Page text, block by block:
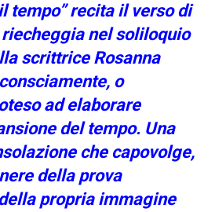
tempo” recita il verso di
riecheggia nel soliloquio
scrittrice Rosanna
o
ad elaborare
del tempo. Una
che capovolge,
della prova
propria immagine